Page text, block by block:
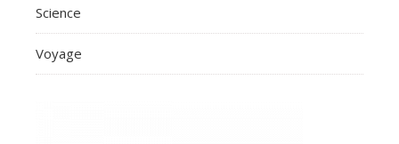
Science
Voyage